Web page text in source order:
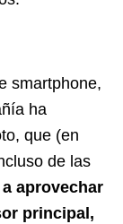
smartphone,
ha
que (en
de las
aprovechar
principal,